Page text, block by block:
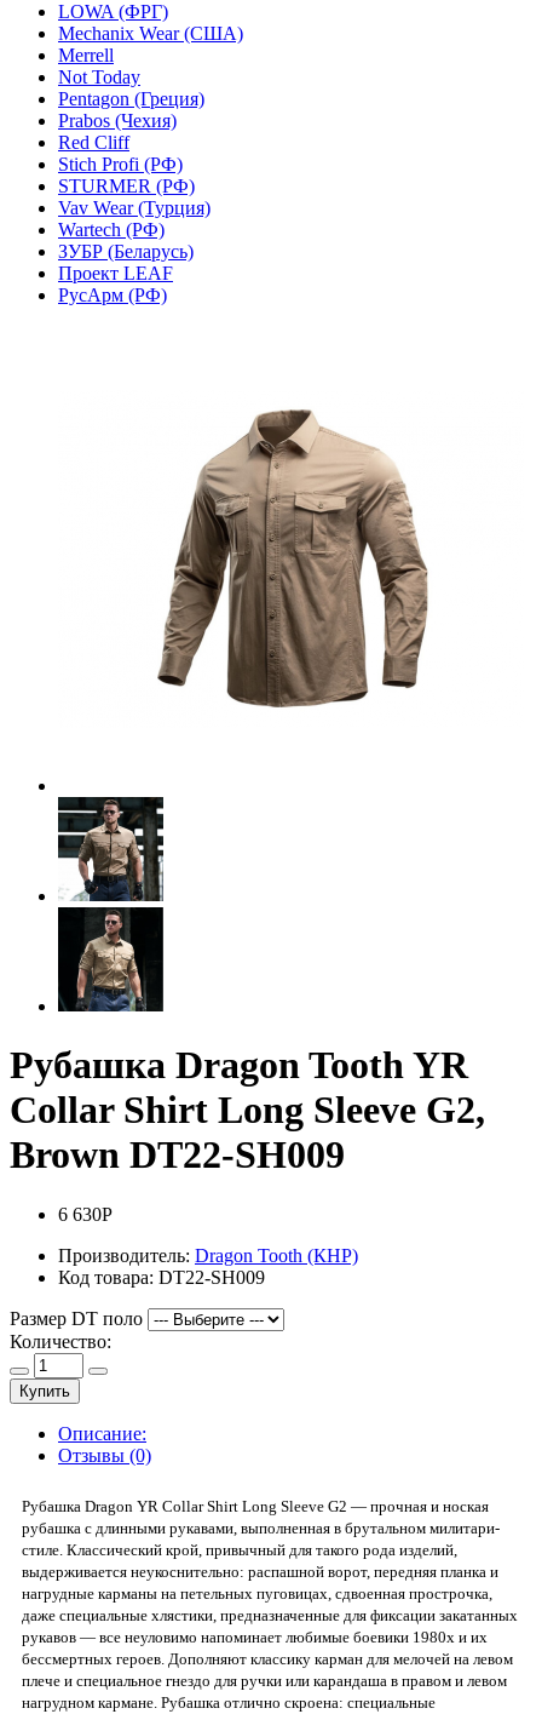
LOWA (ФРГ)
Mechanix Wear (США)
Merrell
Not Today
Pentagon (Греция)
Prabos (Чехия)
Red Cliff
Stich Profi (РФ)
STURMER (РФ)
Vav Wear (Турция)
Wartech (РФ)
ЗУБР (Беларусь)
Проект LEAF
РусАрм (РФ)
Рубашка Dragon Tooth YR
Collar Shirt Long Sleeve G2,
Brown DT22-SH009
6 630Р
Производитель: Dragon Tooth (КНР)
Код товара: DT22-SH009
Размер DT поло
Количество:
Купить
Описание:
Отзывы (0)
Рубашка Dragon YR Collar Shirt Long Sleeve G2 — прочная и ноская
рубашка с длинными рукавами, выполненная в брутальном милитари-
стиле. Классический крой, привычный для такого рода изделий,
выдерживается неукоснительно: распашной ворот, передняя планка и
нагрудные карманы на петельных пуговицах, сдвоенная прострочка,
даже специальные хлястики, предназначенные для фиксации закатанных
рукавов — все неуловимо напоминает любимые боевики 1980х и их
бессмертных героев. Дополняют классику карман для мелочей на левом
плече и специальное гнездо для ручки или карандаша в правом и левом
нагрудном кармане. Рубашка отлично скроена: специальные